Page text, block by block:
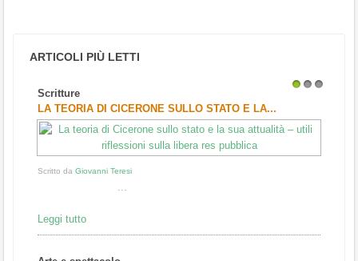
ARTICOLI PIÙ LETTI
Scritture
LA TEORIA DI CICERONE SULLO STATO E LA...
Scritto da Giovanni Teresi
...
Leggi tutto